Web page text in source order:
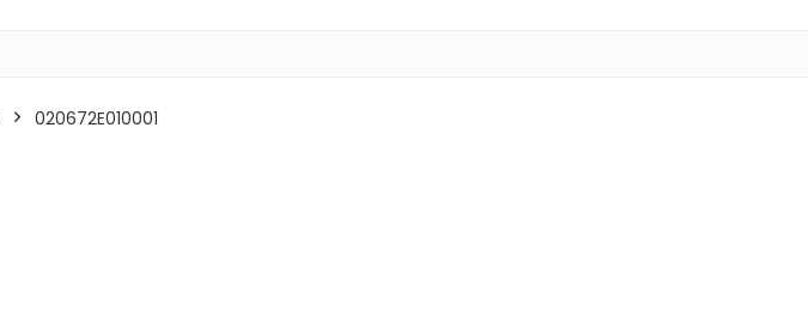
‎020672E010001